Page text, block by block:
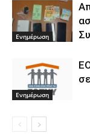
Ενημέρωση
Ενημέρωση